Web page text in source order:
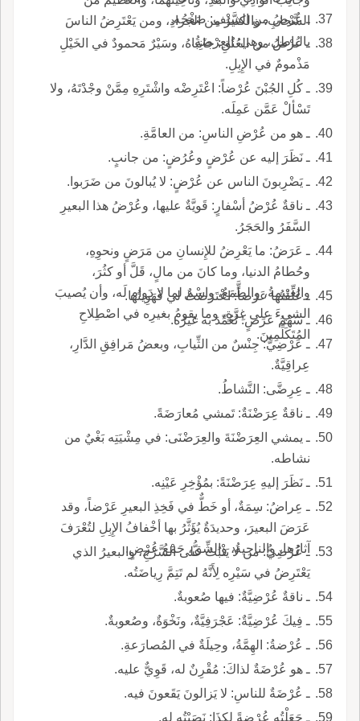
السَّحابِ، والكثيرُ من الجَرادِ، ومن يَعْتَرِضُ الناسَ
بالباطل، وهي: العِرْضَةُ.
ـ عُرْضُ من السَّيْفِ: صَفْحُه.
ـ عُرْضُ من العُنُقِ: جانِباهُ، وسَيْرٌ مَحمودٌ في الخَيْلِ
مَذْمومٌ في الإِبِلِ.
ـ كُلِ الجُبْنَ عُرْضاً: اعْتَرِضْه واشْتَرِهِ مِمَّنْ وجْدْتَهُ، ولا
تَسْألْ عَمَّن عَمِلَه.
ـ هو من عُرْضِ الناسِ: من العامَّةِ.
ـ نَظَرَ إليه عن عُرْضٍ وعُرُضٍ: من جانبٍ.
ـ يَضْرِبونَ الناس عن عُرْضٍ: لا يُبالونَ من ضَرَبوا.
ـ ناقةٌ عُرْضُ أسْفارٍ: قَويَّةٌ عليها، وعُرْضُ هذا البعيرِ
السَّفَرُ والحَجَرُ.
ـ عَرَضُ: ما يَعْرِضُ للإِنسانِ من مَرَضٍ ونحوِهِ،
وحُطامُ الدنيا، وما كانَ من مالٍ، قَلَّ أو كثُرَ،
والغَنيمةُ، والطَّمَعُ، واسْمٌ لما لا دَوام لَه، وأن يُصيبَ
الشيءَ على غِرَّةٍ، وما يقومُ بغيرِه في اصْطِلاحِ
المُتَكَلِّمِينَ.
ـ عُلِّقْتُها عَرَضاً: اعْتَرَضَتْ لي فَهَوِيتُها.
ـ سَهْمُ عَرَضٍ: تُعُمِّدَ به غيرُه.
ـ عَرْضِيُّ: جِنْسٌ من الثِّيابِ، وبعضُ مَرافِقِ الدَّارِ،
عِراقِيَّةٌ.
ـ عِرِضَّى: النَّشاطُ.
ـ ناقةٌ عِرَضْنَةٌ: تَمشي مُعارَضَةً.
ـ يمشي العِرَضْنَةَ والعِرَضْنَى: في مِشْيَتِه بَغْيٌ من
نشاطه.
ـ نَظَرَ إليهِ عِرَضْنَةً: بمُؤْخِرِ عَيْنِه.
ـ عِراضُ: سِمَةٌ، أو خَطٌّ في فَخِذِ البعيرِ عَرْضاً، وقد
عَرَضَ البعيرَ، وحديدَةٌ يُؤَثَّرُ بها أخْفافُ الإِبِلِ لتُعْرَفَ
آثارُها، والناحِيةُ، والشِّقُّ، جَمْعُ عُرْضٍ.
ـ عُرْضِيُّ: من لا يَثْبُتُ على السَّرْجِ، والبعيرُ الذي
يَعْتَرِضُ في سَيْرِه لِأَنَّهُ لم تَتِمَّ رِياضَتُه.
ـ ناقةٌ عُرْضِيَّةٌ: فيها صُعوبةٌ.
ـ فِيكَ عُرْضِيَّةٌ: عَجْرَفِيَّةٌ، ونَخْوَةٌ، وصُعوبةٌ.
ـ عُرْضةُ: الهِمَّةُ، وحِيلَةٌ في المُصارَعةِ.
ـ هو عُرْضَةٌ لذاكَ: مُقْرِنٌ له، قَوِيٌّ عليه.
ـ عُرْضَةٌ للناسِ: لا يَزالونَ يَقَعونَ فيه.
ـ جَعَلْتُه عُرْضةً لكذَا: نَصَبْتُه له.